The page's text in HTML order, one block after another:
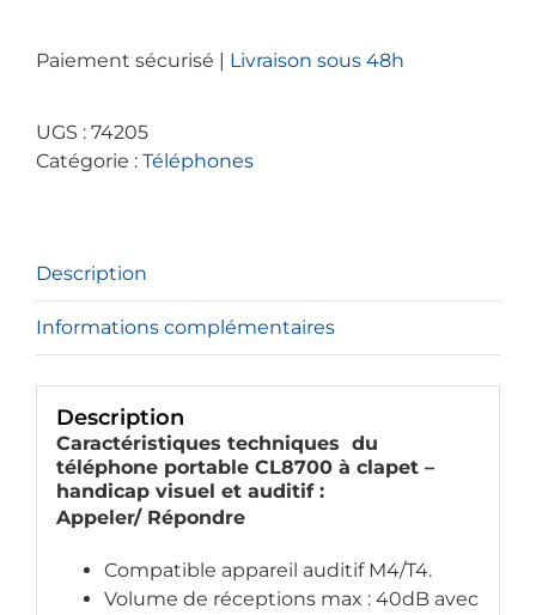
CL8700
clapet
-
handicap
auditif
Paiement sécurisé | Livraison sous 48h
UGS : 74205
Catégorie : Téléphones
Description
Informations complémentaires
Description
Caractéristiques techniques du
téléphone portable CL8700 à clapet –
handicap visuel et auditif :
Appeler/ Répondre
Compatible appareil auditif M4/T4.
Volume de réceptions max : 40dB avec